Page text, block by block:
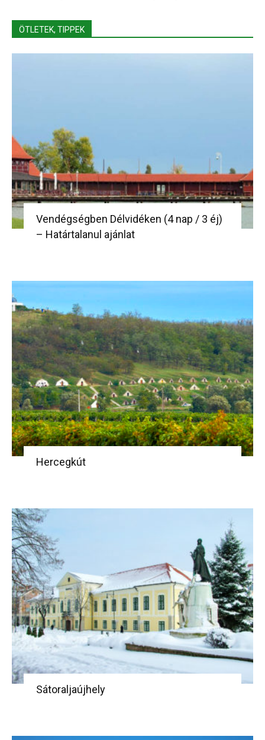
ÖTLETEK, TIPPEK
Vendégségben Délvidéken (4 nap / 3 éj)
– Határtalanul ajánlat
Hercegkút
Sátoraljaújhely